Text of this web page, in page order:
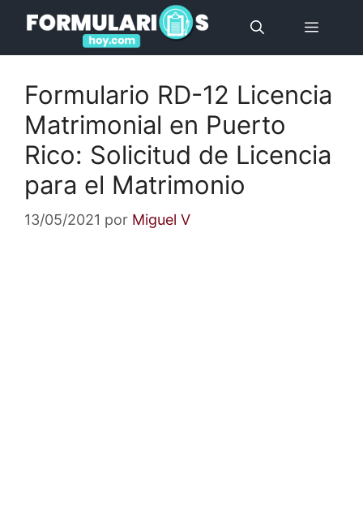
contenido
Menú
Formulario RD-12 Licencia
Matrimonial en Puerto
Rico: Solicitud de Licencia
para el Matrimonio
13/05/2021 por Miguel V